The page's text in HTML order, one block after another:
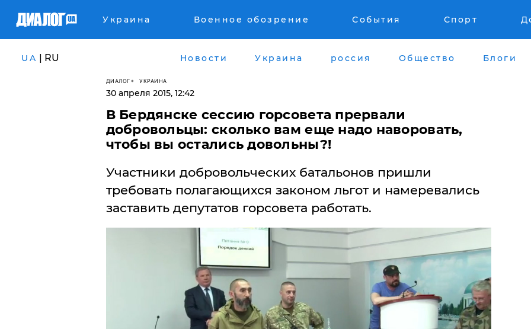
Украина Военное обозрение События Спорт
UA | RU Новости Украина россия Общество Блоги
ДИАЛОГ УКРАИНА
30 апреля 2015, 12:42
В Бердянске сессию горсовета прервали
добровольцы: сколько вам еще надо наворовать,
чтобы вы остались довольны?!
Участники добровольческих батальонов пришли
требовать полагающихся законом льгот и намеревались
заставить депутатов горсовета работать.